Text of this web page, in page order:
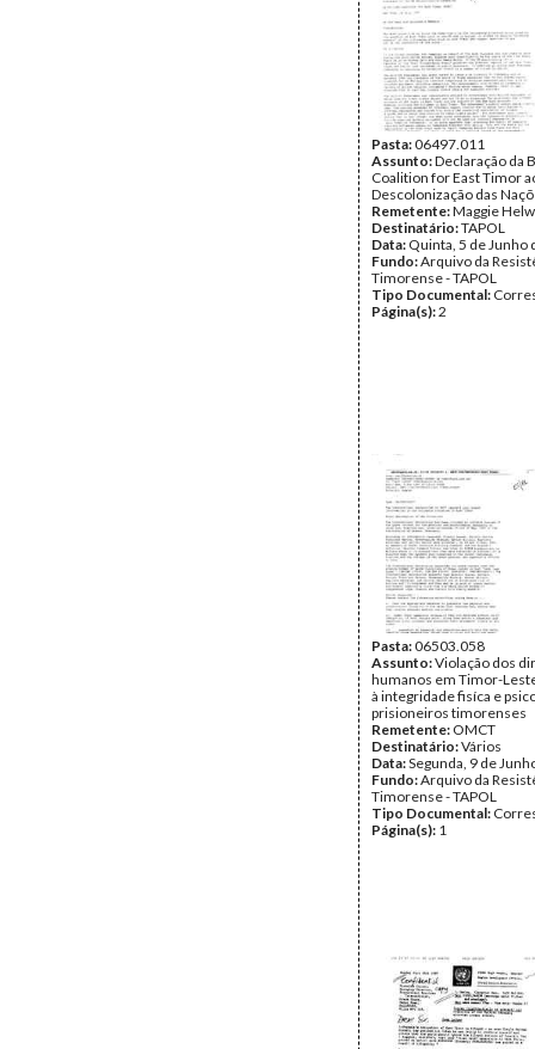
Pasta:06497.011
Assunto:Declaração da
Coalition for East Timor
Descolonização das
Remetente:Maggie
Destinatário:TAPOL
Data: Quinta, 5 de Junho
Fundo:Arquivo da
Timorense - TAPOL
Tipo Documental:
Página(s):2
Pasta:06503.058
Assunto:Violação dos
humanos em Timor-
à integridade fisíca e
prisioneiros timorenses
Remetente: OMCT
Destinatário:Vários
Data:Segunda, 9 de
Fundo:Arquivo da
Timorense - TAPOL
Tipo Documental:
Página(s): 1